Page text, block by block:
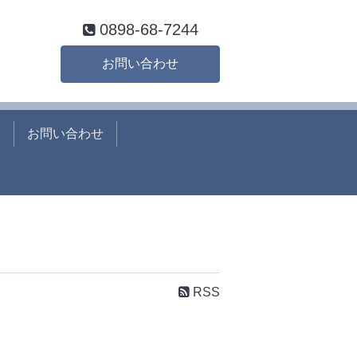
0898-68-7244
お問い合わせ
お問い合わせ
RSS